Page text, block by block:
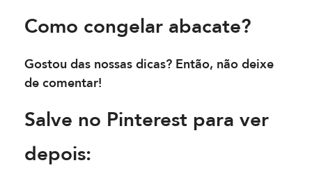
Como congelar abacate?
Gostou das nossas dicas? Então, não deixe
de comentar!
Salve no Pinterest para ver
depois: